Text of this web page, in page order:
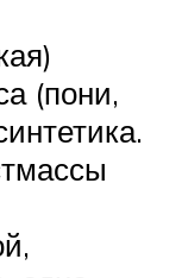
(пони,